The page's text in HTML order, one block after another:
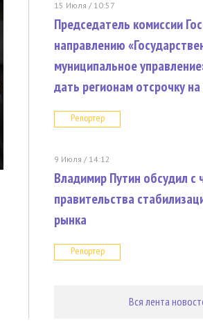
15 Июля / 10:57
Председатель комиссии
направлению
муниципальное
дать регионам отсрочку
Репортер
9 Июля / 14:12
Владимир Путин обсудил с
правительства
рынка
Репортер
Вся лента